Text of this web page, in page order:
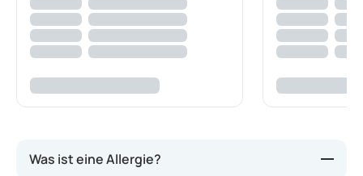
Was ist eine Allergie?